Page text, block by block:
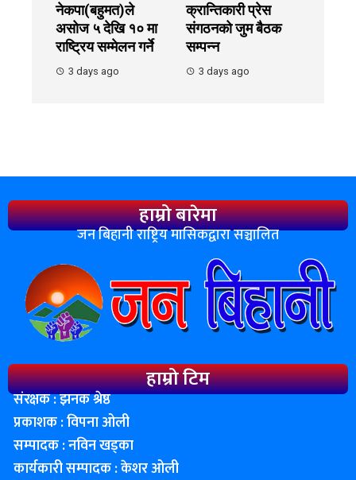
नेकपा(बहुमत)ले
असोज ५ देखि १० मा
राष्ट्रिय सम्मेलन गर्ने
3 days ago
क्रान्तिकारी प्रेस
संगठनको जुम बैठक
सम्पन्न
3 days ago
हाम्रो बारेमा
जन बिहानी राष्ट्रिय मासिकद्वारा सञ्चालित
हाम्रो टिम
संरक्षक : झनक श्रेष्ठ
प्रकाशक : विपना ओली
सम्पादक : नविन खड्का
कार्यकारी सम्पादक : केशर ओली